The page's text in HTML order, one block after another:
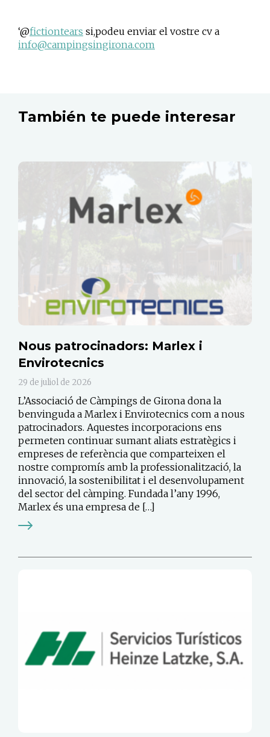
‘@fictiontears si,podeu enviar el vostre cv a
info@campingsingirona.com
También te puede interesar
Nous patrocinadors: Marlex i
Envirotecnics
29 de juliol de 2026
L’Associació de Càmpings de Girona dona la
benvinguda a Marlex i Envirotecnics com a nous
patrocinadors. Aquestes incorporacions ens
permeten continuar sumant aliats estratègics i
empreses de referència que comparteixen el
nostre compromís amb la professionalització, la
innovació, la sostenibilitat i el desenvolupament
del sector del càmping. Fundada l’any 1996,
Marlex és una empresa de […]